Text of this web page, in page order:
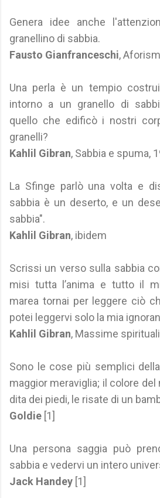
Genera idee anche
granellino di sabbia.
Fausto Gianfranceschi,
Una perla è un tempio
intorno a un granello di
quello che edificò i nostri
granelli?
Kahlil Gibran, Sabbia e spuma,
La Sfinge parlò una volta e
sabbia è un deserto, e un
sabbia".
Kahlil Gibran, ibidem
Scrissi un verso sulla sabbia
misi tutta l’anima e tutto il
marea tornai per leggere ciò
potei leggervi solo la mia
Kahlil Gibran, Massime
Sono le cose più semplici
maggior meraviglia; il colore del
dita dei piedi, le risate di un
Goldie [1]
Una persona saggia può
sabbia e vedervi un intero
Jack Handey [1]